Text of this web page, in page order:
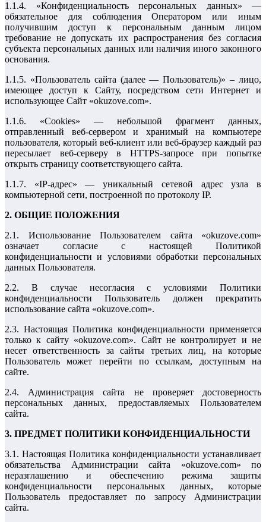
1.1.4. «Конфиденциальность персональных данных» —
обязательное для соблюдения Оператором или иным
получившим доступ к персональным данным лицом
требование не допускать их распространения без согласия
субъекта персональных данных или наличия иного законного
основания.
1.1.5. «Пользователь сайта (далее — Пользователь)» – лицо,
имеющее доступ к Сайту, посредством сети Интернет и
использующее Сайт «okuzove.com».
1.1.6. «Cookies» — небольшой фрагмент данных,
отправленный веб-сервером и хранимый на компьютере
пользователя, который веб-клиент или веб-браузер каждый раз
пересылает веб-серверу в HTTPS-запросе при попытке
открыть страницу соответствующего сайта.
1.1.7. «IP-адрес» — уникальный сетевой адрес узла в
компьютерной сети, построенной по протоколу IP.
2. ОБЩИЕ ПОЛОЖЕНИЯ
2.1. Использование Пользователем сайта «okuzove.com»
означает согласие с настоящей Политикой
конфиденциальности и условиями обработки персональных
данных Пользователя.
2.2. В случае несогласия с условиями Политики
конфиденциальности Пользователь должен прекратить
использование сайта «okuzove.com».
2.3. Настоящая Политика конфиденциальности применяется
только к сайту «okuzove.com». Сайт не контролирует и не
несет ответственность за сайты третьих лиц, на которые
Пользователь может перейти по ссылкам, доступным на
сайте.
2.4. Администрация сайта не проверяет достоверность
персональных данных, предоставляемых Пользователем
сайта.
3. ПРЕДМЕТ ПОЛИТИКИ КОНФИДЕНЦИАЛЬНОСТИ
3.1. Настоящая Политика конфиденциальности устанавливает
обязательства Администрации сайта «okuzove.com» по
неразглашению и обеспечению режима защиты
конфиденциальности персональных данных, которые
Пользователь предоставляет по запросу Администрации
сайта.